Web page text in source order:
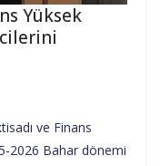
Yüksek
ve Finans
2026 Bahar dönemi